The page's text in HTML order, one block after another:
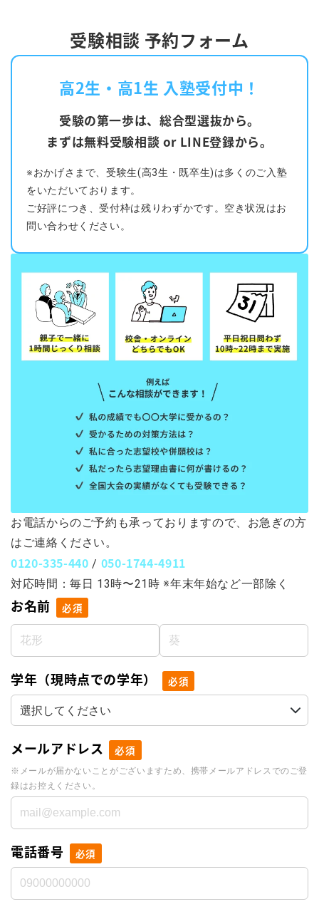
受験相談 予約フォーム
高2生・高1生 入塾受付中！
受験の第一歩は、総合型選抜から。
まずは無料受験相談 or LINE登録から。
※おかげさまで、受験生(高3生・既卒生)は多くのご入塾
をいただいております。
ご好評につき、受付枠は残りわずかです。空き状況はお
問い合わせください。
お電話からのご予約も承っておりますので、お急ぎの方
はご連絡ください。
0120-335-440 / 050-1744-4911
対応時間：毎日 13時〜21時 ※年末年始など一部除く
お名前 必須
学年（現時点での学年） 必須
メールアドレス 必須
※メールが届かないことがございますため、携帯メールアドレスでのご登
録はお控えください。
電話番号 必須